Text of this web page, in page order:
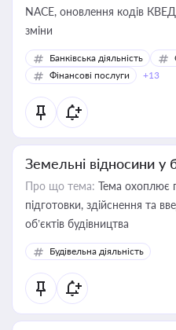
NACE, оновлення кодів
зміни
Банківська діяльність
Фінансові послуги
+13
Земельні відносини у
Про що тема: Тема охоплює
підготовки, здійснення та
об’єктів будівництва
Будівельна діяльність